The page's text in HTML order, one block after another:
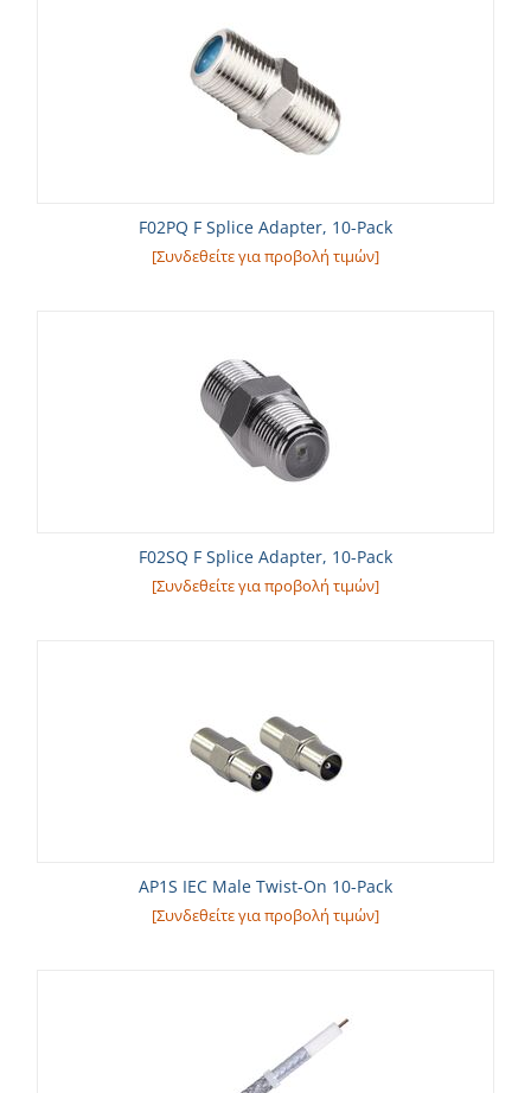
F02PQ F Splice Adapter, 10-Pack
[Συνδεθείτε για προβολή τιμών]
F02SQ F Splice Adapter, 10-Pack
[Συνδεθείτε για προβολή τιμών]
AP1S IEC Male Twist-On 10-Pack
[Συνδεθείτε για προβολή τιμών]